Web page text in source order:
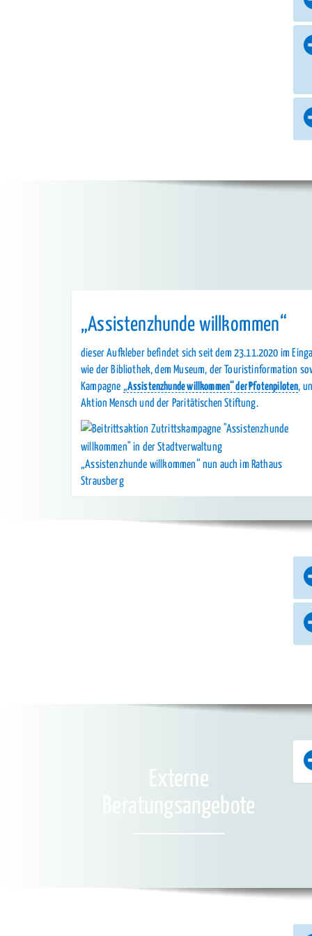
„Assistenzhunde willkommen“
dieser Aufkleber befindet sich seit dem 23.11.2020 im
wie der Bibliothek, dem Museum, der Touristinformation
Kampagne „Assistenzhunde willkommen“ der Pfotenpiloten,
Aktion Mensch und der Paritätischen Stiftung.
„Assistenzhunde willkommen“ nun auch im Rathaus
Strausberg
Externe
Beratungsangebote